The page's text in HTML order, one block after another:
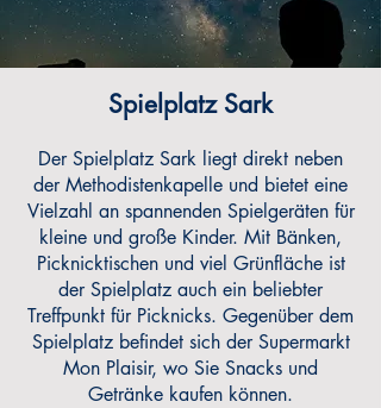
Spielplatz Sark
Der Spielplatz Sark liegt direkt neben
der Methodistenkapelle und bietet eine
Vielzahl an spannenden Spielgeräten für
kleine und große Kinder. Mit Bänken,
Picknicktischen und viel Grünfläche ist
der Spielplatz auch ein beliebter
Treffpunkt für Picknicks. Gegenüber dem
Spielplatz befindet sich der Supermarkt
Mon Plaisir, wo Sie Snacks und
Getränke kaufen können.